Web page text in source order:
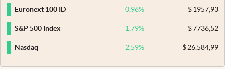
Euronext 100 ID 0,96% $1957,93
S&P 500 Index 1,79% $7736,52
Nasdaq 2,59% $26.584,99